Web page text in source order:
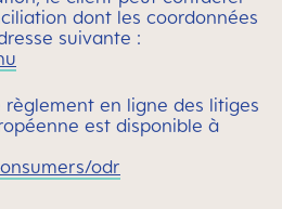
dont les coordonnées
suivante :
en ligne des litiges
est disponible à
odr